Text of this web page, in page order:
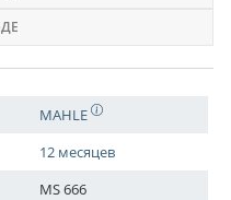
MAHLE
12 месяцев
MS 666